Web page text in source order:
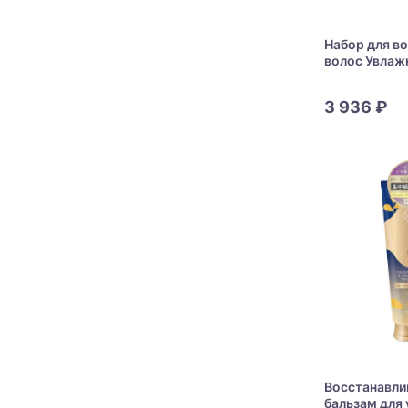
Набор для
волос
Moisturizing
3 936 ₽
бальзам для